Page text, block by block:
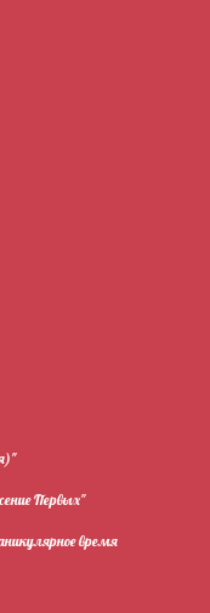
Первых"
время